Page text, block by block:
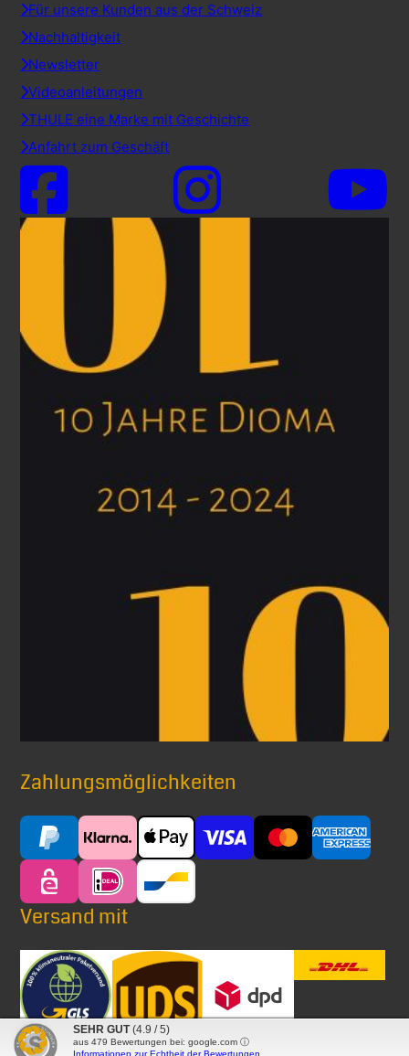
Für unsere Kunden aus der Schweiz
Nachhaltigkeit
Newsletter
Videoanleitungen
THULE eine Marke mit Geschichte
Anfahrt zum Geschäft
Zahlungsmöglichkeiten
Versand mit
SEHR GUT (4.9 / 5)
aus 479 Bewertungen bei: google.com ⓘ
Informationen zur Echtheit der Bewertungen